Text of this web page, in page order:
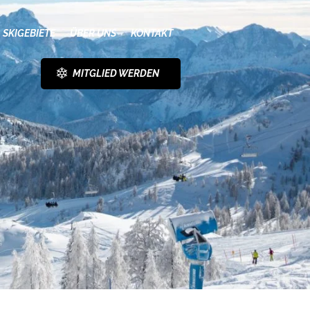
SKIGEBIETE ÜBER UNS KONTAKT
MITGLIED WERDEN